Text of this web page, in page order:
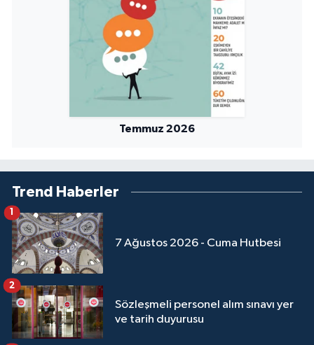
Temmuz 2026
Trend Haberler
7 Ağustos 2026 - Cuma Hutbesi
Sözleşmeli personel alım sınavı yer
ve tarih duyurusu
2
Siirt Müftülüğü
Sinop Müftülüğü
Sivas Müftülüğü
Şanlıurfa Müftülüğü
Tekirdağ Müftülüğü
Tokat Müftülüğü
Trabzon Müftülüğü
Tunceli Müftülüğü
Uşak Müftülüğü